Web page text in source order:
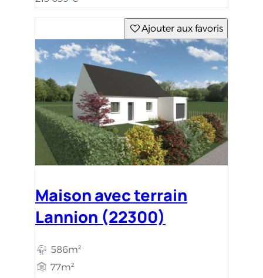
Ajouter aux favoris
Maison avec terrain
Lannion (22300)
586m²
77m²